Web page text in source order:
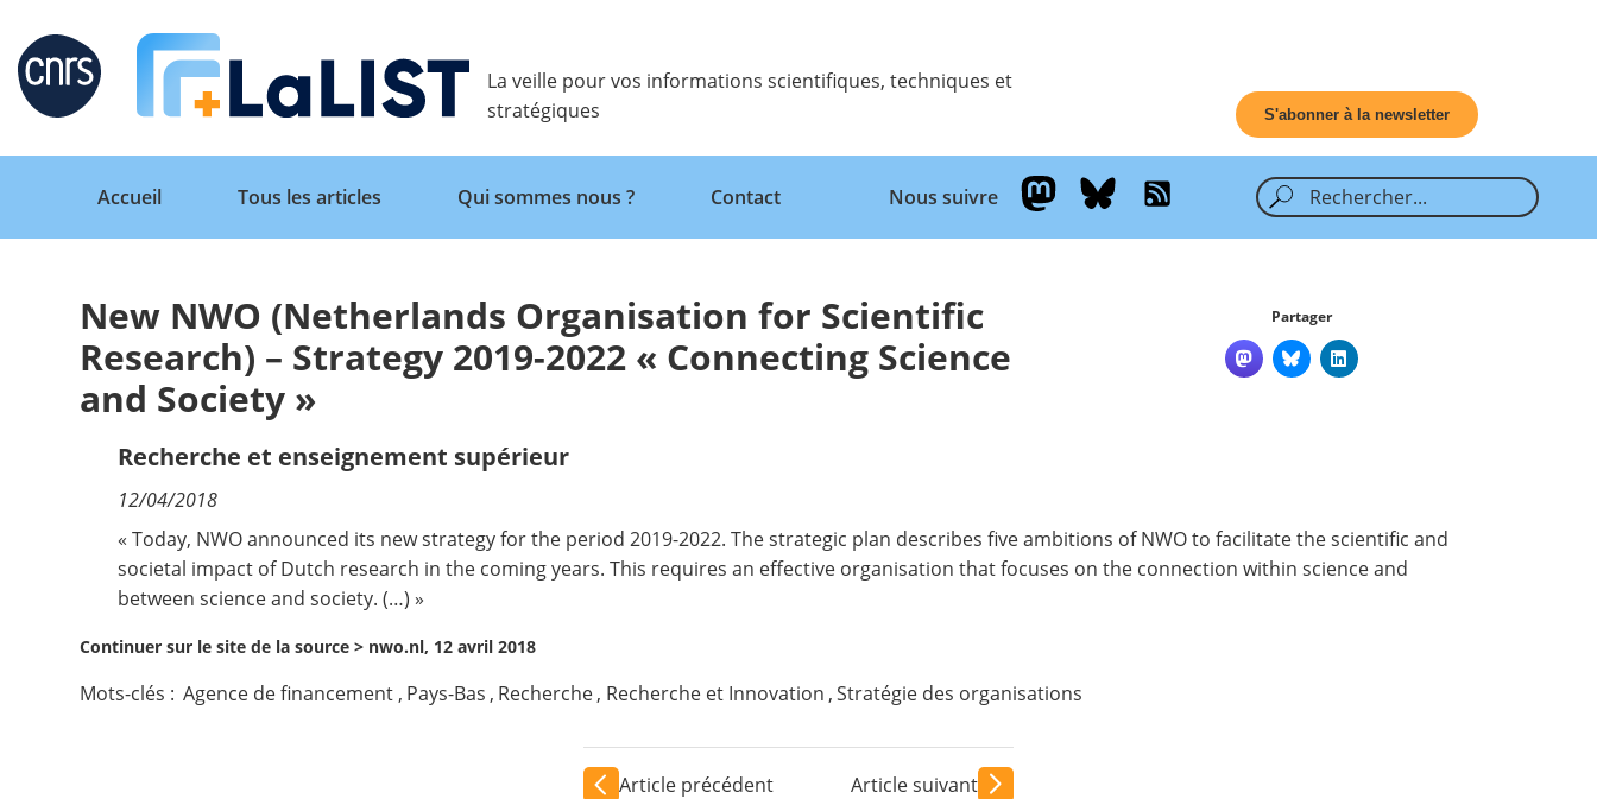
Retour
Accueil
Tous les articles
Qui sommes nous ?
Nous suivre
La veille pour vos informations scientifiques, techniques et
stratégiques
S'abonner à la newsletter
Retour
Accueil
Tous les articles Qui sommes nous ? Contact Nous suivre
New NWO (Netherlands Organisation for Scientific
Research) – Strategy 2019-2022 « Connecting Science
and Society »
Partager
Recherche et enseignement supérieur
12/04/2018
« Today, NWO announced its new strategy for the period 2019-2022. The strategic plan describes five ambitions of NWO to facilitate the scientific and
societal impact of Dutch research in the coming years. This requires an effective organisation that focuses on the connection within science and
between science and society. (…) »
Continuer sur le site de la source > nwo.nl, 12 avril 2018
Mots-clés : Agence de financement , Pays-Bas , Recherche, Recherche et Innovation ,Stratégie des organisations
Article précédent Article suivant